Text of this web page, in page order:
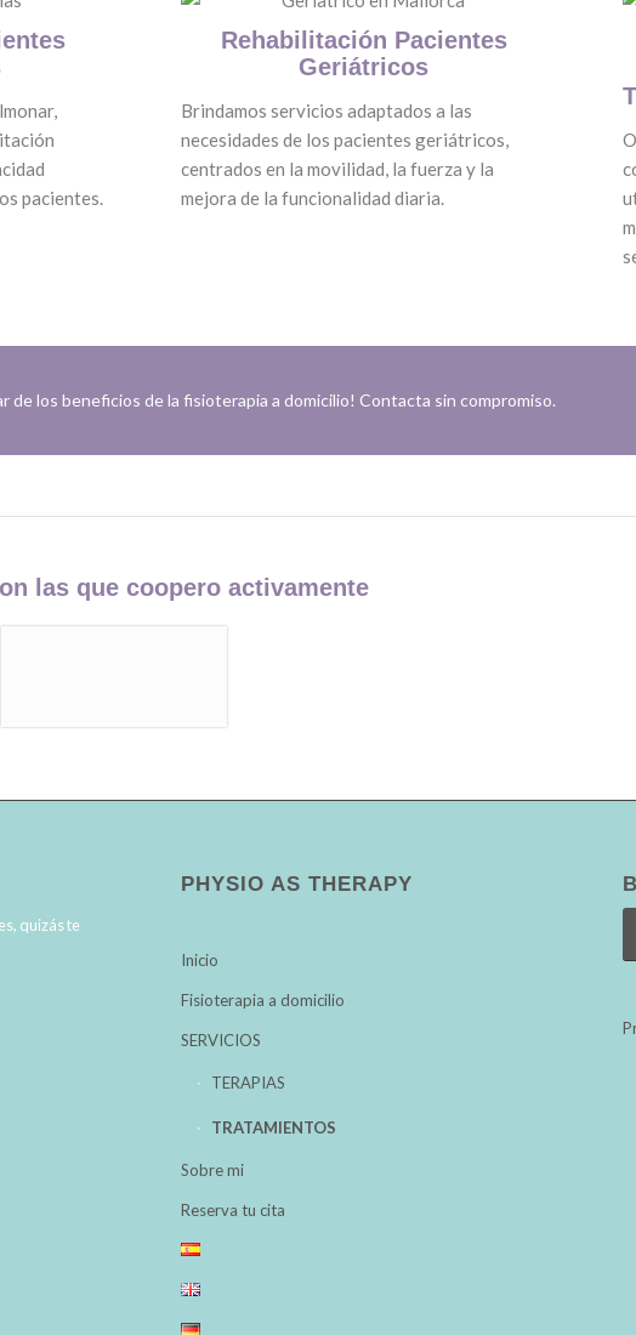
pacientes.
Rehabilitación Pacientes
Geriátricos
Brindamos servicios adaptados a las
necesidades de los pacientes geriátricos,
centrados en la movilidad, la fuerza y la
mejora de la funcionalidad diaria.
de los beneficios de la fisioterapia a domicilio! Contacta sin compromiso.
las que coopero activamente
quizás te
PHYSIO AS THERAPY
Inicio
Fisioterapia a domicilio
SERVICIOS
TERAPIAS
TRATAMIENTOS
Sobre mi
Reserva tu cita